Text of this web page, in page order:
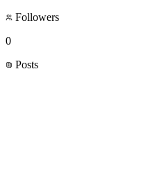
Followers
0
Posts